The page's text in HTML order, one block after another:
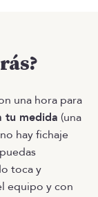
una hora para
tu medida (una
hay fichaje
toca y
equipo y con